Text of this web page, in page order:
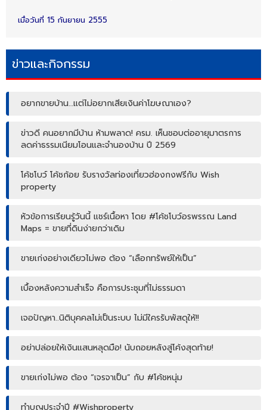
เมื่อวันที่ 15 กันยายน 2555
ข่าวและกิจกรรม
อยากขายบ้าน…แต่ไม่อยากเสียเงินค่าโฆษณาเอง?
ข่าวดี คนอยากมีบ้าน ห้ามพลาด! ครม. เห็นชอบต่ออายุมาตรการ
ลดค่าธรรมเนียมโอนและจำนองบ้าน ปี 2569
โค้ชโบว์ โค้ชก้อย รับรางวัลท่องเที่ยวฮ่องกงฟรีกับ Wish
property
หัวข้อการเรียนรู้วันนี้ แชร์เนื้อหา โดย #โค้ชโบว์อรพรรณ Land
Maps = ขายที่ดินง่ายกว่าเดิม
ขายเก่งอย่างเดียวไม่พอ ต้อง “เลือกทรัพย์ให้เป็น”
เบื้องหลังความสำเร็จ คือการประชุมที่ไม่ธรรมดา
เจอปัญหา..นิติบุคคลไม่เป็นระบบ ไม่มีใครรับพัสดุให้!!
อย่าปล่อยให้เงินแสนหลุดมือ! นับถอยหลังสู่โค้งสุดท้าย!
ขายเก่งไม่พอ ต้อง “เจรจาเป็น” กับ #โค้ชหนุ่ม
ทำบุญประจำปี #Wishproperty